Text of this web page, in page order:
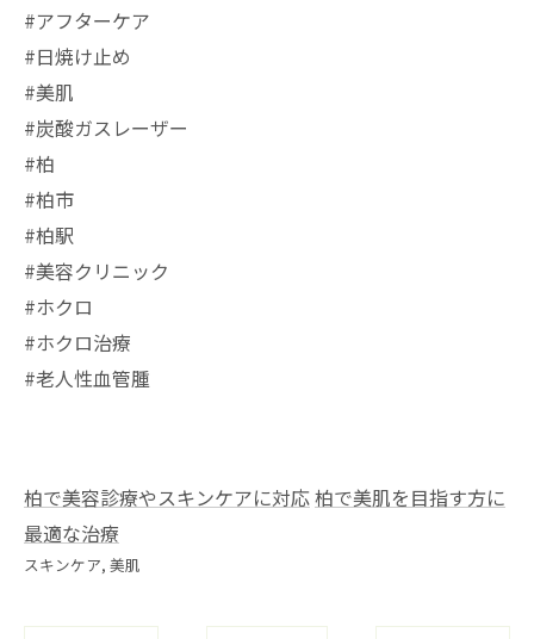
#アフターケア
#日焼け止め
#美肌
#炭酸ガスレーザー
#柏
#柏市
#柏駅
#美容クリニック
#ホクロ
#ホクロ治療
#老人性血管腫
柏で美容診療やスキンケアに対応柏で美肌を目指す方に
最適な治療
スキンケア 美肌